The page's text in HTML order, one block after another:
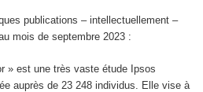
publications – intellectuellement –
mois de septembre 2023 :
» est une très vaste étude Ipsos
auprès de 23 248 individus. Elle vise à